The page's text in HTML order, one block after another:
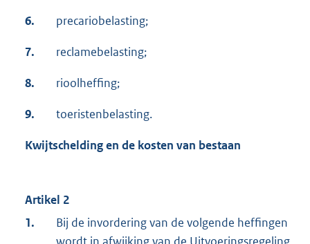
6. precariobelasting;
7. reclamebelasting;
8. rioolheffing;
9. toeristenbelasting.
Kwijtschelding en de kosten van bestaan
Artikel 2
1.
Bij de invordering van de volgende heffingen